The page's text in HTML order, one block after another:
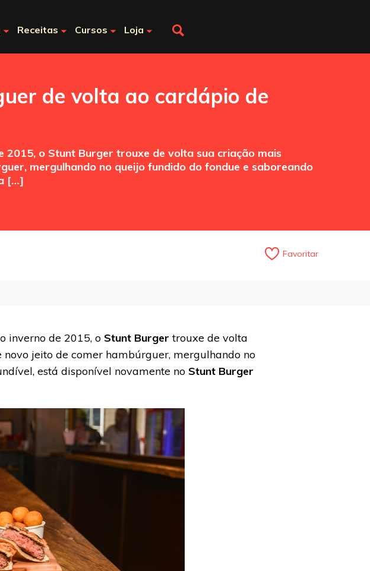
Receitas Cursos Loja
de volta ao cardápio de
2015, o Stunt Burger trouxe de volta sua criação mais
mergulhando no queijo fundido do fondue e saboreando
[…]
Favoritar
inverno de 2015, o Stunt Burger trouxe de volta
jeito de comer hambúrguer, mergulhando no
está disponível novamente no Stunt Burger